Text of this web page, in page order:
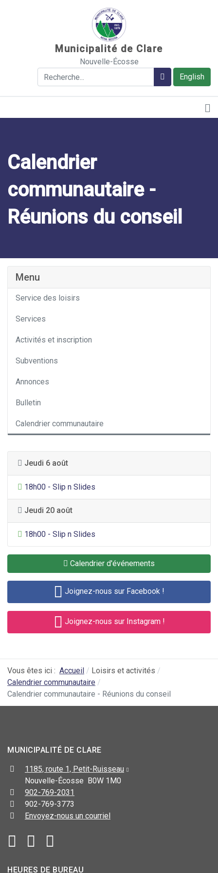
Municipalité de Clare
Nouvelle-Écosse
English
Rechercher Rechercher
Calendrier
communautaire -
Réunions du conseil
Catégorie
Menu
Service des loisirs
Services
Activités et inscription
Subventions
Annonces
Bulletin
Calendrier communautaire
Jeudi 6 août
Divertissement général
18h00 - Slip n Slides
Jeudi 20 août
Divertissement général
18h00 - Slip n Slides
Calendrier d'événements
Joignez-nous sur Facebook !
Joignez-nous sur Instagram !
Vous êtes ici : Accueil
Loisirs et activités
Calendrier communautaire
Calendrier communautaire - Réunions du conseil
MUNICIPALITÉ DE CLARE
1185, route 1, Petit-Ruisseau
Nouvelle-Écosse B0W 1M0
902-769-2031
902-769-3773
Envoyez-nous un courriel
HEURES DE BUREAU